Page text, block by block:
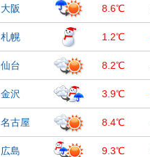
大阪 8.6℃
札幌 1.2℃
仙台 8.2℃
金沢 3.9℃
名古屋 8.4℃
広島 9.3℃